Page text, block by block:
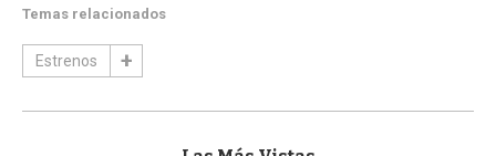
Temas relacionados
Estrenos